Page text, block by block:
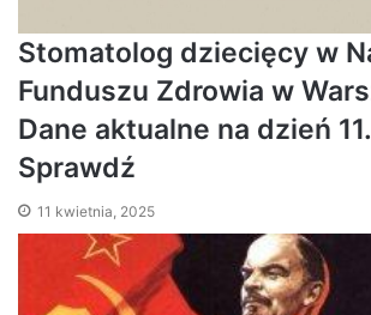
Stomatolog dziecięcy w
Funduszu Zdrowia w
Dane aktualne na dzień
Sprawdź
11 kwietnia, 2025